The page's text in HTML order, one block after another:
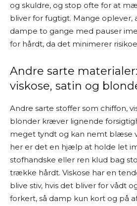
og skuldre, og stop ofte for at
bliver for fugtigt. Mange oplever,
dampe to gange med pauser
for hårdt, da det minimerer
Andre sarte
viskose, satin og
Andre sarte stoffer som chiffon,
blonder kræver lignende
meget tyndt og kan nemt blæse
her er det en hjælp at holde let
stofhandske eller ren klud bag
trække hårdt. Viskose har en
blive stiv, hvis det bliver for vådt
forkert, så damp kun kort og på